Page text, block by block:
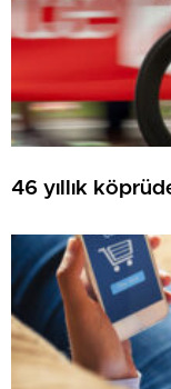
46 yıllık